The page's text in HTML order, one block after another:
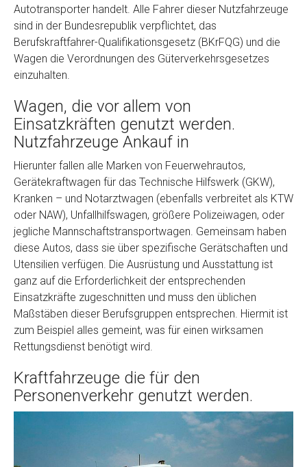
Sonstiges
Fertig
Wie viel ist 10+2 ?
Autotransporter handelt. Alle Fahrer dieser Nutzfahrzeuge
sind in der Bundesrepublik verpflichtet, das
Berufskraftfahrer-Qualifikationsgesetz (BKrFQG) und die
Wagen die Verordnungen des Güterverkehrsgesetzes
einzuhalten.
Wagen, die vor allem von
Einsatzkräften genutzt werden.
Nutzfahrzeuge Ankauf in
Hierunter fallen alle Marken von Feuerwehrautos,
Gerätekraftwagen für das Technische Hilfswerk (GKW),
Kranken – und Notarztwagen (ebenfalls verbreitet als KTW
oder NAW), Unfallhilfswagen, größere Polizeiwagen, oder
jegliche Mannschaftstransportwagen. Gemeinsam haben
diese Autos, dass sie über spezifische Gerätschaften und
Utensilien verfügen. Die Ausrüstung und Ausstattung ist
ganz auf die Erforderlichkeit der entsprechenden
Einsatzkräfte zugeschnitten und muss den üblichen
Maßstäben dieser Berufsgruppen entsprechen. Hiermit ist
zum Beispiel alles gemeint, was für einen wirksamen
Rettungsdienst benötigt wird.
Kraftfahrzeuge die für den
Personenverkehr genutzt werden.